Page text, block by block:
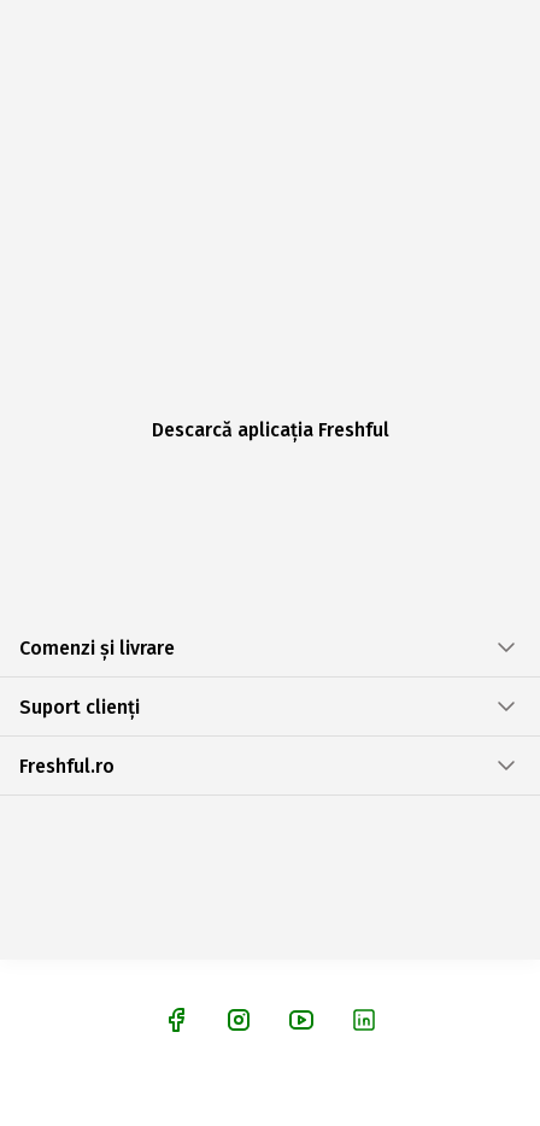
Descarcă aplicația Freshful
Comenzi și livrare
Suport clienți
Freshful.ro